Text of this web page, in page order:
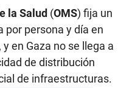
la Salud (OMS) fija un
por persona y día en
en Gaza no se llega a
de distribución
de infraestructuras.